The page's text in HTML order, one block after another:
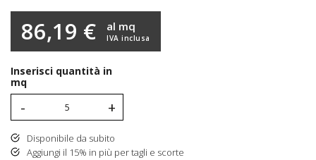
86,19 € IVA inclusa
al mq
Inserisci quantità in
mq
- +
Disponibile da subito
Aggiungi il 15% in più per tagli e scorte